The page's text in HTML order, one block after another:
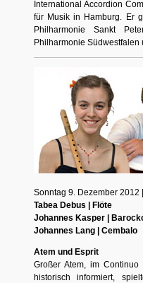
International Accordion
für Musik in Hamburg. Er
Philharmonie Sankt
Philharmonie
Sonntag 9. Dezember 2012
Tabea Debus | Flöte
Johannes Kasper |
Johannes Lang | Cembalo
Atem und Esprit
Großer Atem, im
historisch informiert,